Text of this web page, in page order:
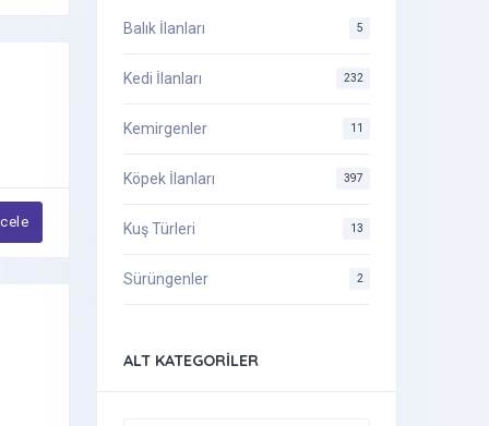
Balık İlanları 5
Kedi İlanları 232
Kemirgenler 11
Köpek İlanları 397
Kuş Türleri 13
Sürüngenler 2
ALT KATEGORILER